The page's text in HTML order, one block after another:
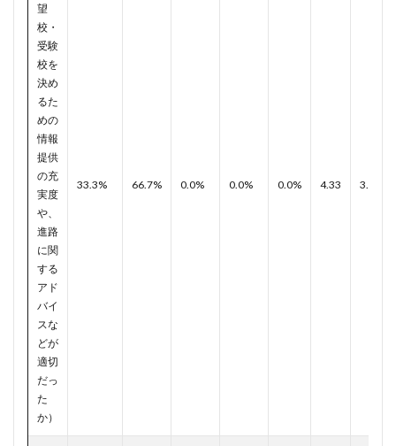
望
校・
受験
校を
決め
るた
めの
情報
提供
の充
実度
や、
進路
に関
する
アド
バイ
スな
どが
適切
だっ
た
か）
33.3% 66.7% 0.0% 0.0% 0.0% 4.33 3.82